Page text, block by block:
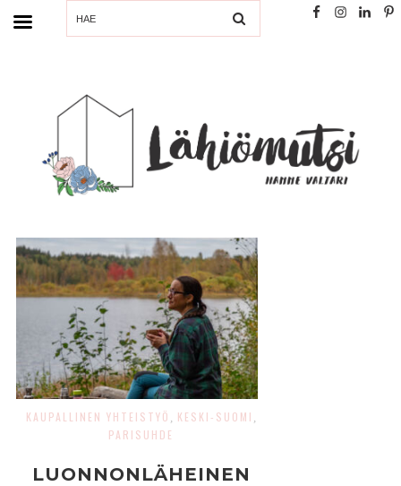
SEARCH
KAUPALLINEN YHTEISTYÖ KESKI-SUOMI
PARISUHDE
LUONNONLÄHEINEN